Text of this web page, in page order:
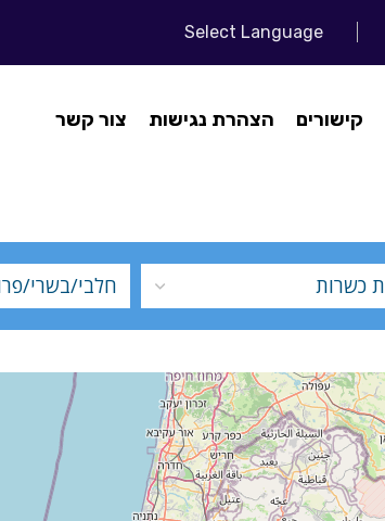
Select Language
קישורים הצהרת נגישות צור קשר